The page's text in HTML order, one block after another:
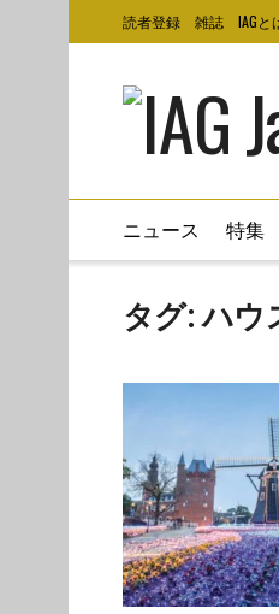
読者登録 雑誌 IAGと
ニュース 特集
タグ:ハウ